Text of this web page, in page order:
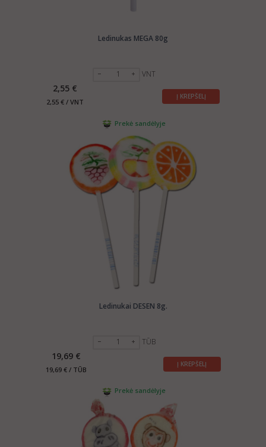
Ledinukas MEGA 80g
VNT
2,55 €
2,55 € / VNT
Į KREPŠELĮ
Prekė sandėlyje
Ledinukai DESEN 8g.
TŪB
19,69 €
19,69 € / TŪB
Į KREPŠELĮ
Prekė sandėlyje